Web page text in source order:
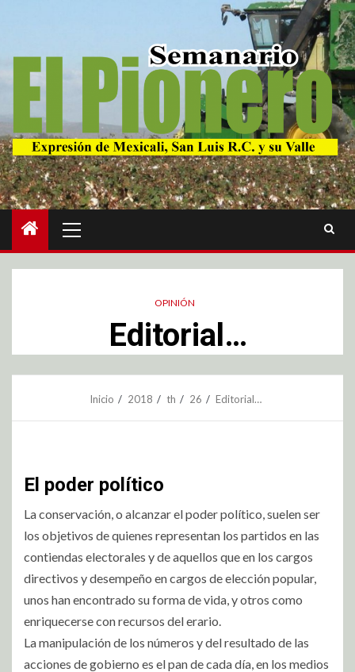
OPINIÓN
Editorial…
Inicio 2018 th 26 Editorial…
El poder político
La conservación, o alcanzar el poder político, suelen ser
los objetivos de quienes representan los partidos en las
contiendas electorales y de aquellos que en los cargos
directivos y desempeño en cargos de elección popular,
unos han encontrado su forma de vida, y otros como
enriquecerse con recursos del erario.
La manipulación de los números y del resultado de las
acciones de gobierno es el pan de cada día, en los medios